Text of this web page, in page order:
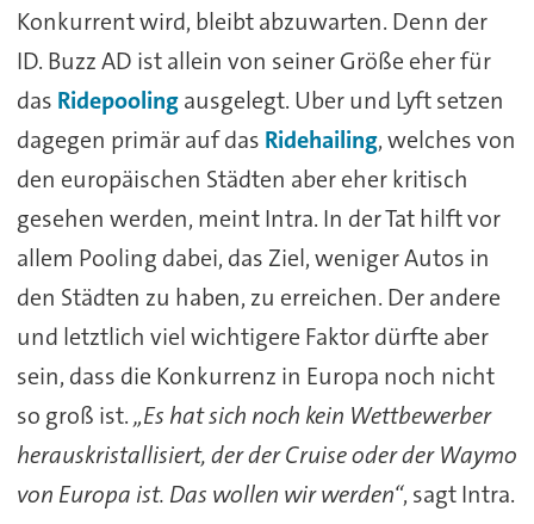
Konkurrent wird, bleibt abzuwarten. Denn der
ID. Buzz AD ist allein von seiner Größe eher für
das Ridepoolingausgelegt. Uber und Lyft setzen
dagegen primär auf das Ridehailing, welches von
den europäischen Städten aber eher kritisch
gesehen werden, meint Intra. In der Tat hilft vor
allem Pooling dabei, das Ziel, weniger Autos in
den Städten zu haben, zu erreichen. Der andere
und letztlich viel wichtigere Faktor dürfte aber
sein, dass die Konkurrenz in Europa noch nicht
so groß ist.„Es hat sich noch kein Wettbewerber
herauskristallisiert, der der Cruise oder der Waymo
von Europa ist. Das wollen wir werden“, sagt Intra.